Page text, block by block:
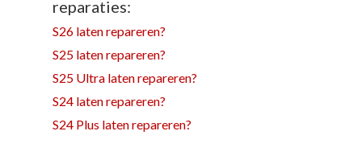
reparaties:
S26 laten repareren?
S25 laten repareren?
S25 Ultra laten repareren?
S24 laten repareren?
S24 Plus laten repareren?